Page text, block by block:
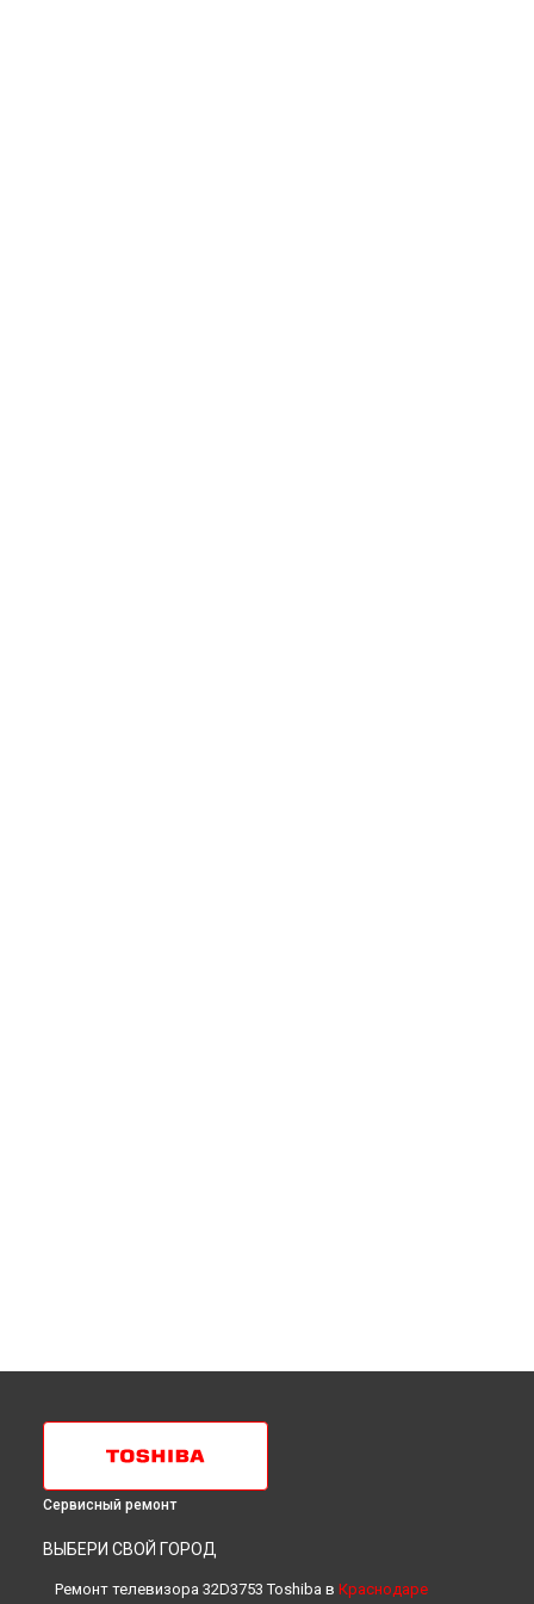
Сервисный ремонт
ВЫБЕРИ СВОЙ ГОРОД
Ремонт телевизора 32D3753 Toshiba в Краснодаре